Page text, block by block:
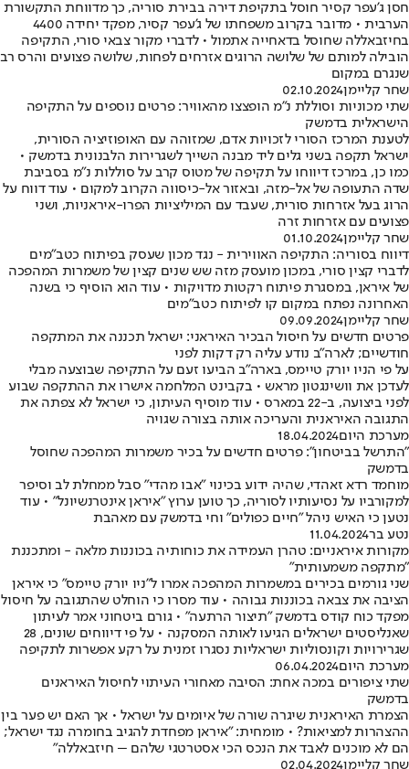
חסן ג'עפר קסיר חוסל בתקיפת דירה בבירת סוריה, כך מדווחת התקשורת
הערבית • מדובר בקרוב משפחתו של ג'עפר קסיר, מפקד יחידה 4400
בחיזבאללה שחוסל בדאחייה אתמול • לדברי מקור צבאי סורי, התקיפה
הובילה למותם של שלושה הרוגים אזרחים לפחות, שלושה פצועים והרס רב
שנגרם במקום
שחר קליימן02.10.2024
שתי מכוניות וסוללת נ"מ הופצצו מהאוויר: פרטים נוספים על התקיפה
הישראלית בדמשק
לטענת המרכז הסורי לזכויות אדם, שמזוהה עם האופוזיציה הסורית,
ישראל תקפה בשני גלים ליד מבנה השייך לשגרירות הלבנונית בדמשק •
כמו כן, במרכז דיווחו על תקיפה של מטוס קרב על סוללות נ"מ בסביבת
שדה התעופה של אל-מזה, ובאזור אל-כיסווה הקרוב למקום • עוד דווח על
הרוג בעל אזרחות סורית, שעבד עם המיליציות הפרו-איראניות, ושני
פצועים עם אזרחות זרה
שחר קליימן01.10.2024
דיווח בסוריה: התקיפה האווירית - נגד מכון שעסק בפיתוח כטב"מים
לדברי קצין סורי, במכון מועסק מזה שש שנים קצין של משמרות המהפכה
של איראן, במסגרת פיתוח רקטות מדויקות • עוד הוא הוסיף כי בשנה
האחרונה נפתח במקום קו לפיתוח כטב"מים
שחר קליימן09.09.2024
פרטים חדשים על חיסול הבכיר האיראני: ישראל תכננה את המתקפה
חודשיים; לארה"ב נודע עליה רק דקות לפני
על פי הניו יורק טיימס, בארה"ב הביעו זעם על התקיפה שבוצעה מבלי
לעדכן את וושינגטון מראש • בקבינט המלחמה אישרו את ההתקפה שבוע
לפני ביצועה, ב-22 במארס • עוד מוסיף העיתון, כי ישראל לא צפתה את
התגובה האיראנית והעריכה אותה בצורה שגויה
מערכת היום18.04.2024
"התרשל בביטחון": פרטים חדשים על בכיר משמרות המהפכה שחוסל
בדמשק
מוחמד רדא זאהדי, שהיה ידוע בכינוי "אבו מהדי" סבל ממחלת לב וסיפר
למקורביו על נסיעותיו לסוריה, כך טוען ערוץ "איראן אינטרנשיונל" • עוד
נטען כי האיש ניהל "חיים כפולים" וחי בדמשק עם מאהבת
נטע בר11.04.2024
מקורות איראניים: טהרן העמידה את כוחותיה בכוננות מלאה - ומתכננת
"מתקפה משמעותית"
שני גורמים בכירים במשמרות המהפכה אמרו ל"ניו יורק טיימס" כי איראן
הציבה את צבאה בכוננות גבוהה • עוד מסרו כי הוחלט שהתגובה על חיסול
מפקד כוח קודס בדמשק "תיצור הרתעה" • גורם ביטחוני אמר לעיתון
שאנליסטים ישראלים הגיעו לאותה המסקנה • על פי דיווחים שונים, 28
שגרירויות וקונסוליות ישראליות נסגרו זמנית על רקע אפשרות לתקיפה
מערכת היום06.04.2024
שתי ציפורים במכה אחת: הסיבה מאחורי העיתוי לחיסול האיראנים
בדמשק
הצמרת האיראנית שיגרה שורה של איומים על ישראל • אך האם יש פער בין
ההצהרות למציאות? • מומחית: "איראן מפחדת להגיב בחומרה נגד ישראל;
הם לא מוכנים לאבד את הנכס הכי אסטרטגי שלהם – חיזבאללה"
שחר קליימן02.04.2024